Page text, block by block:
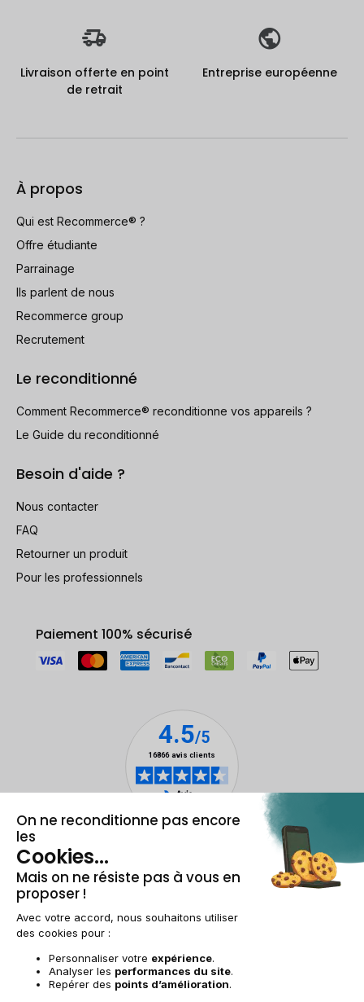
Livraison offerte en point
de retrait
Entreprise européenne
À propos
Qui est Recommerce® ?
Offre étudiante
Parrainage
Ils parlent de nous
Recommerce group
Recrutement
Le reconditionné
Comment Recommerce® reconditionne vos appareils ?
Le Guide du reconditionné
Besoin d'aide ?
Nous contacter
FAQ
Retourner un produit
Pour les professionnels
Paiement 100% sécurisé
Mentions légales & CGU
Conditions générales de venteDonnées personnelles
AccessibilitéPlan du site